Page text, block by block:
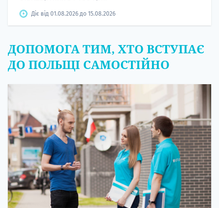
Діє від 01.08.2026 до 15.08.2026
ДОПОМОГА ТИМ, ХТО ВСТУПАЄ
ДО ПОЛЬЩІ САМОСТІЙНО